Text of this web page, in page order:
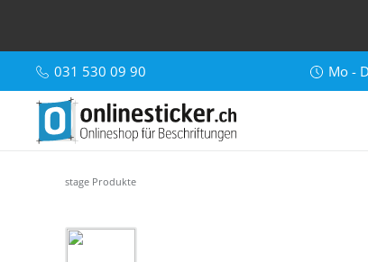
031 530 09 90 Mo -
stage Produkte
Bildergalerie überspringen